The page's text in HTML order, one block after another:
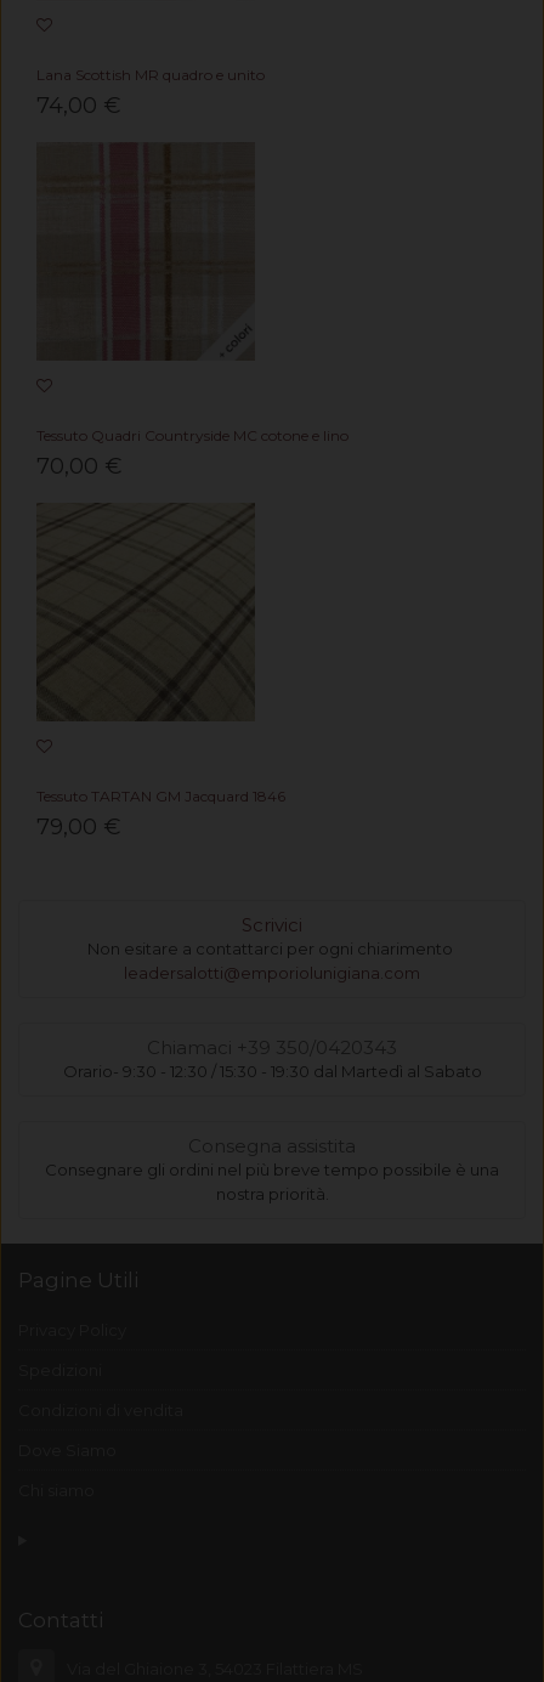
Lana Scottish MR quadro e unito
74,00 €
Tessuto Quadri Countryside MC cotone e lino
70,00 €
Tessuto TARTAN GM Jacquard 1846
79,00 €
Scrivici
Non esitare a contattarci per ogni chiarimento
leadersalotti@emporiolunigiana.com
Chiamaci +39 350/0420343
Orario- 9:30 - 12:30 / 15:30 - 19:30 dal Martedì al Sabato
Consegna assistita
Consegnare gli ordini nel più breve tempo possibile è una
nostra priorità.
Pagine Utili
Contatti